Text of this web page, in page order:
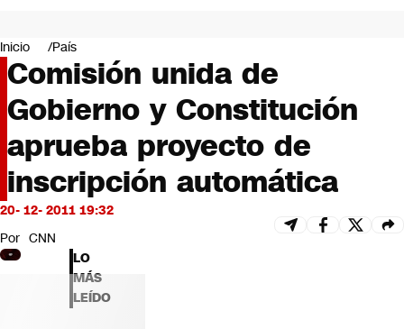
Negocios
Deportes
Programas completos
Cultura
Servicios
Bits
CNN Data
CNN tiempo
Futuro 360
Inicio País
Comisión unida de
Gobierno y Constitución
aprueba proyecto de
inscripción automática
20- 12- 2011 19:32
Por CNN
LO
MÁS
LEÍDO